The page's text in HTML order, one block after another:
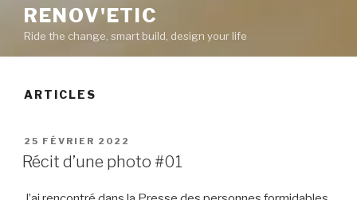
RENOV'ETIC
Ride the change, smart build, design your life
ARTICLES
PUBLIÉ
LE
25 FÉVRIER 2022
Récit d’une photo #01